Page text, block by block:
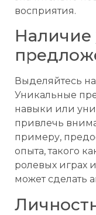
восприятия.
Наличие
Выделяйтесь
Уникальные
навыки или
привлечь
примеру,
опыта, такого
ролевых играх
может сделать